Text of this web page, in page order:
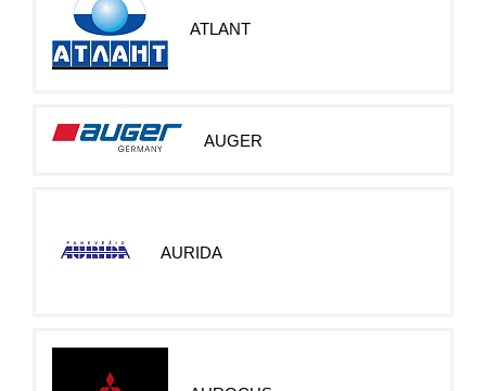
ATLANT
AUGER
AURIDA